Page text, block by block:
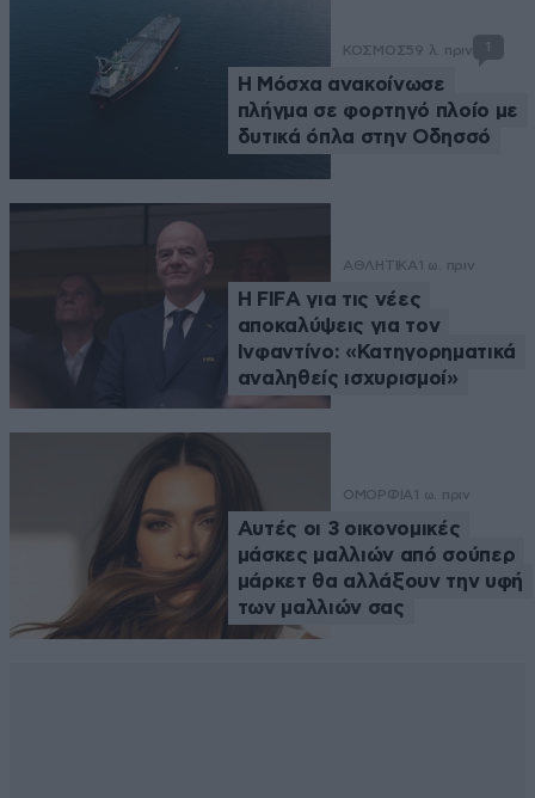
ΚΟΣΜΟΣ59 λ. πριν
Η Μόσχα ανακοίνωσε
πλήγμα σε φορτηγό πλοίο με
δυτικά όπλα στην Οδησσό
ΑΘΛΗΤΙΚΑ 1 ω. πριν
Η FIFA για τις νέες
αποκαλύψεις για τον
Ινφαντίνο: «Κατηγορηματικά
αναληθείς ισχυρισμοί»
ΟΜΟΡΦΙΑ 1 ω. πριν
Αυτές οι 3 οικονομικές
μάσκες μαλλιών από σούπερ
μάρκετ θα αλλάξουν την υφή
των μαλλιών σας